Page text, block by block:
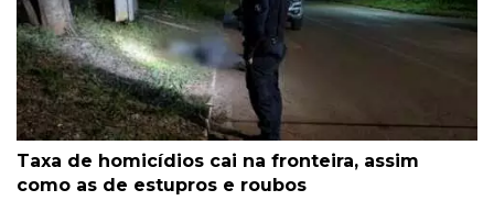
Taxa de homicídios cai na fronteira, assim
como as de estupros e roubos